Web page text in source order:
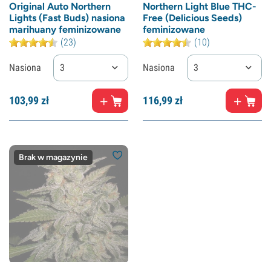
Original Auto Northern
Lights (Fast Buds) nasiona
marihuany feminizowane
(23)
Nasiona 3
103,99zł
Northern Light Blue THC-
Free (Delicious Seeds)
feminizowane
(10)
Nasiona 3
116,99zł
Brak w magazynie